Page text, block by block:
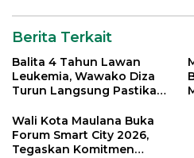
Berita Terkait
Balita 4 Tahun Lawan
Leukemia, Wawako Diza
Turun Langsung Pastikan
Wali Kota Maulana Buka
Forum Smart City 2026,
Tegaskan Komitmen